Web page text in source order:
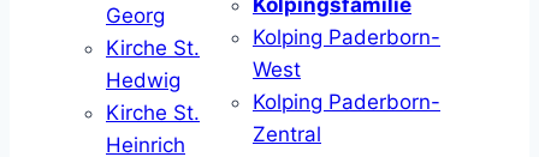
Georg
Kirche St.
Hedwig
Kirche St.
Heinrich
Kolpingsfamilie
Kolping Paderborn-
West
Kolping Paderborn-
Zentral